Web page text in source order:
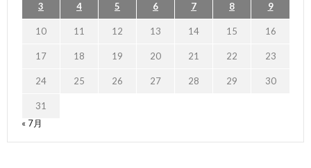
3 4 5 6 7 8 9
10 11 12 13 14 15 16
17 18 19 20 21 22 23
24 25 26 27 28 29 30
31
« 7月